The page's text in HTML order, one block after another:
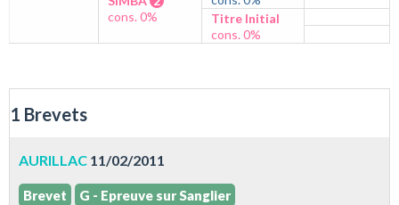
cons. 0%
Titre Initial
cons. 0%
1 Brevets
AURILLAC 11/02/2011
Brevet G - Epreuve sur Sanglier